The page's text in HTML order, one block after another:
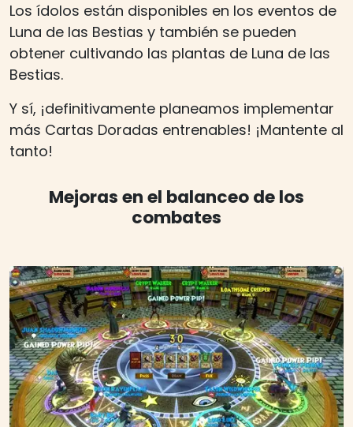
Los ídolos están disponibles en los eventos de
Luna de las Bestias y también se pueden
obtener cultivando las plantas de Luna de las
Bestias.
Y sí, ¡definitivamente planeamos implementar
más Cartas Doradas entrenables! ¡Mantente al
tanto!
Mejoras en el balanceo de los
combates